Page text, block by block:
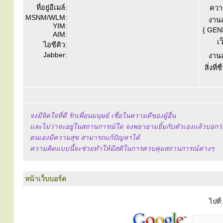
ที่อยู่อีเมล์:
MSNM/WLM:
YIM:
AIM:
ไอซีคิว:
Jabber:
คว
งาน
{
เ
งาน
สิ่งที่
จงมีจิตใจที่ดี รักเพื่อนมนุษย์ เชื่อในความดีของผู้อื่น
และไม่ว่าจะอยู่ในสถานการณ์ใด จงพยายามยิ้มกับตัวเองแล้วบอก
ตนเองมีความสุข สามารถแก้ปัญหาได้
ความคิดแบบนี้จะช่วยทำให้มีสติในการควบคุมสถานการณ์ต่างๆ
หน้าเว็บบอร์ด
ไปที่: